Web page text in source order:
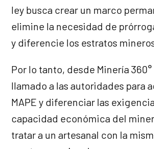
ley busca crear un marco
elimine la necesidad de
y diferencie los estratos
Por lo tanto, desde Minería
llamado a las autoridades para
MAPE y diferenciar las
capacidad económica del
tratar a un artesanal con la